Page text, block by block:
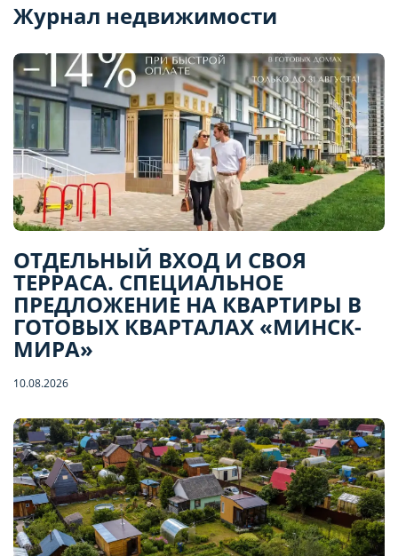
Журнал недвижимости
ОТДЕЛЬНЫЙ ВХОД И СВОЯ
ТЕРРАСА. СПЕЦИАЛЬНОЕ
ПРЕДЛОЖЕНИЕ НА КВАРТИРЫ В
ГОТОВЫХ КВАРТАЛАХ «МИНСК-
МИРА»
10.08.2026